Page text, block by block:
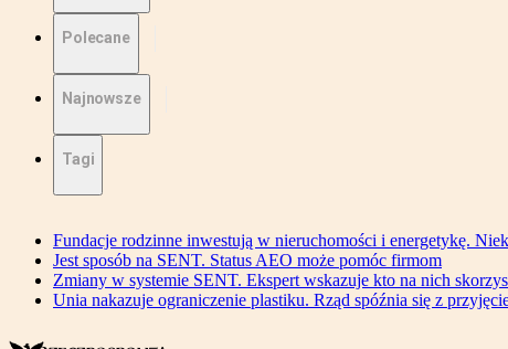
Polecane
Najnowsze
Tagi
Fundacje rodzinne inwestują w nieruchomości i energetykę.
Jest sposób na SENT. Status AEO może pomóc firmom
Zmiany w systemie SENT. Ekspert wskazuje kto na nich
Unia nakazuje ograniczenie plastiku. Rząd spóźnia się z